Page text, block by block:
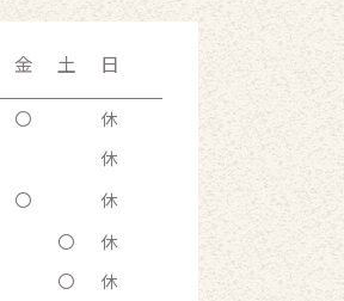
金 土
日
〇 休
休
〇 休
〇 休
〇 休